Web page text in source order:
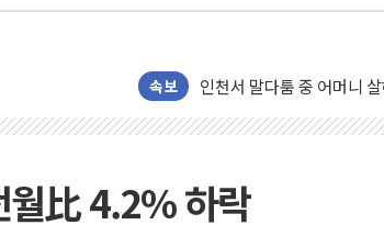
속보
민주당 경북도당위원장에
김민석, 강원·대구·경북
[속보] 민주, 강원·대구·
[속보] 민주, 대구 경선 결
[속보] 민주, 강원 경선 결
比 4.2% 하락